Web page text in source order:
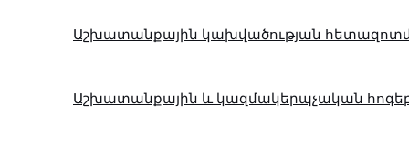
Աշխատանքային կախվածության
Աշխատանքային և կազմակերպչական